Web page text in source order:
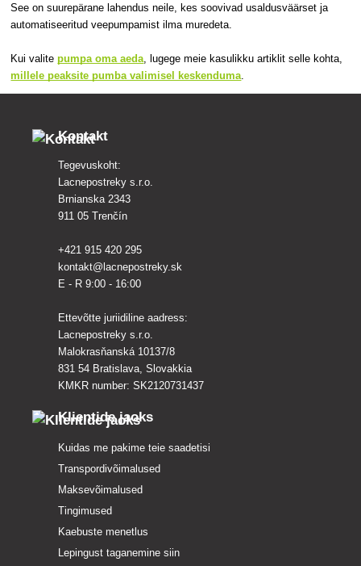
See on suurepärane lahendus neile, kes soovivad usaldusväärset ja
automatiseeritud veepumpamist ilma muredeta.
Kui valitepumpa oma aeda , lugege meie kasulikku artiklit selle kohta,
millele peaksite pumba valimisel keskenduma
Kontakt
Tegevuskoht:
Lacnepostreky s.r.o.
Brnianska 2343
911 05 Trenčín
+421 915 420 295
kontakt@lacnepostreky.sk
E - R 9:00 - 16:00
Ettevõtte juriidiline aadress:
Lacnepostreky s.r.o.
Malokrasňanská 10137/8
831 54 Bratislava, Slovakkia
KMKR number: SK2120731437
Klientide jaoks
Kuidas me pakime teie saadetisi
Transpordivõimalused
Maksevõimalused
Tingimused
Kaebuste menetlus
Lepingust taganemine siin